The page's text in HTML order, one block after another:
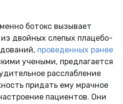
ботокс вызывает
двойных слепых плацебо-
проведенных ранее
учеными, предлагается
расслабление
придать ему мрачное
пациентов. Они